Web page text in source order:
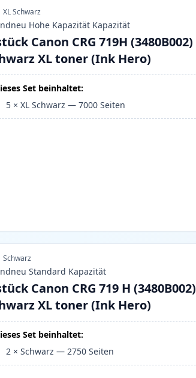
XL Schwarz
Hohe Kapazität Kapazität
Canon CRG 719H (3480B002)
XL toner (Ink Hero)
Set beinhaltet:
5 ×XL Schwarz —7000 Seiten
Schwarz
Standard Kapazität
Canon CRG 719 H (3480B002)
XL toner (Ink Hero)
Set beinhaltet:
2 ×Schwarz —2750 Seiten